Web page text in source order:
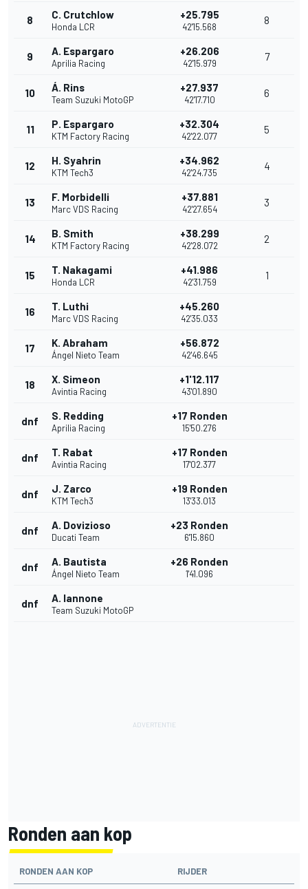
8 C. Crutchlow
Honda LCR
+25.795
42'15.568
8
9 A. Espargaro
Aprilia Racing
+26.206
42'15.979
7
10 Á. Rins
Team Suzuki MotoGP
+27.937
42'17.710
6
11 P. Espargaro
KTM Factory Racing
+32.304
42'22.077
5
12 H. Syahrin
KTM Tech3
+34.962
42'24.735
4
13 F. Morbidelli
Marc VDS Racing
+37.881
42'27.654
3
14 B. Smith
KTM Factory Racing
+38.299
42'28.072
2
15 T. Nakagami
Honda LCR
+41.986
42'31.759
1
16 T. Luthi
Marc VDS Racing
+45.260
42'35.033
17 K. Abraham
Ángel Nieto Team
+56.872
42'46.645
18 X. Simeon
Avintia Racing
+1'12.117
43'01.890
dnf S. Redding
Aprilia Racing
+17 Ronden
15'50.276
dnf T. Rabat
Avintia Racing
+17 Ronden
17'02.377
dnf J. Zarco
KTM Tech3
+19 Ronden
13'33.013
dnf A. Dovizioso
Ducati Team
+23 Ronden
6'15.860
dnf A. Bautista
Ángel Nieto Team
+26 Ronden
1'41.096
dnf A. Iannone
Team Suzuki MotoGP
Ronden aan kop
RONDEN AAN KOP RIJDER